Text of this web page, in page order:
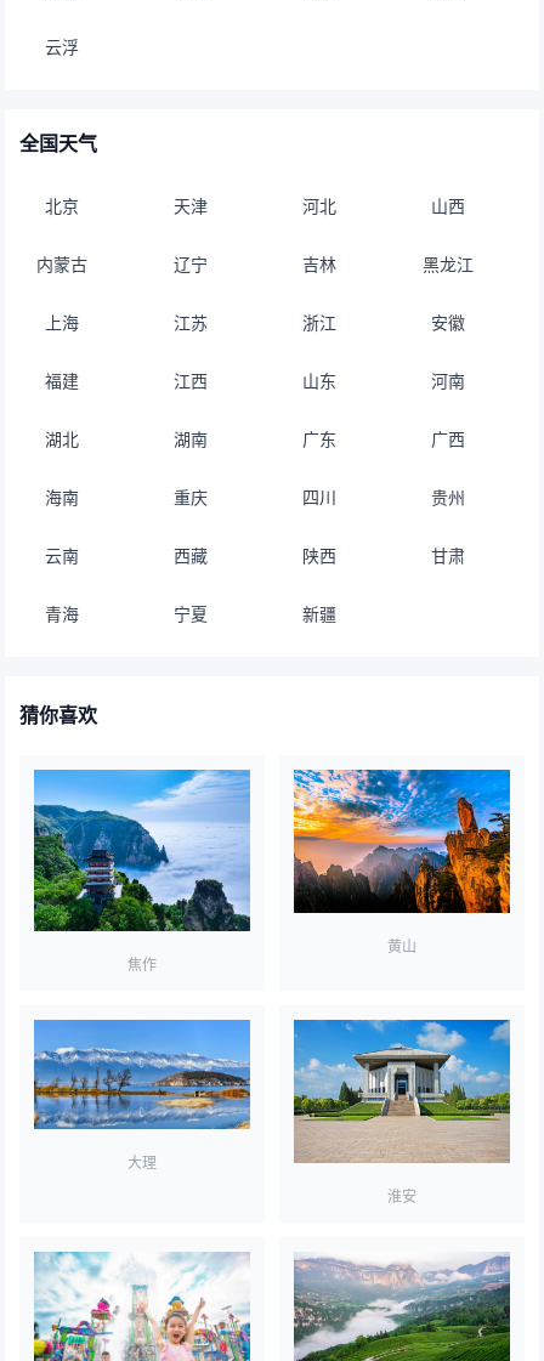
云浮
全国天气
北京 天津 河北 山西
内蒙古 辽宁 吉林 黑龙江
上海 江苏 浙江 安徽
福建 江西 山东 河南
湖北 湖南 广东 广西
海南 重庆 四川 贵州
云南 西藏 陕西 甘肃
青海 宁夏 新疆
猜你喜欢
焦作
黄山
大理
淮安